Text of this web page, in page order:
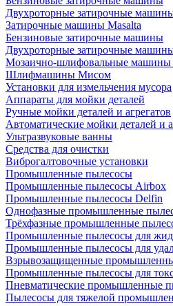
Двухроторные затирочные
Затирочные машины Masalta
Бензиновые затирочные машины
Двухроторные затирочные
Мозаично-шлифовальные машины
Шлифмашины Мисом
Установки для измельчения мусора
Аппараты для мойки деталей
Ручные мойки деталей и агрегатов
Автоматические мойки деталей и
Ультразвуковые ванны
Средства для очистки
Виброгалтовочные установки
Промышленные пылесосы
Промышленные пылесосы Airbox
Промышленные пылесосы Delfin
Однофазные промышленные
Трёхфазные промышленные
Промышленные пылесосы для
Промышленные пылесосы для
Взрывозащищенные
Промышленные пылесосы для
Пневматические промышленные
Пылесосы для тяжелой